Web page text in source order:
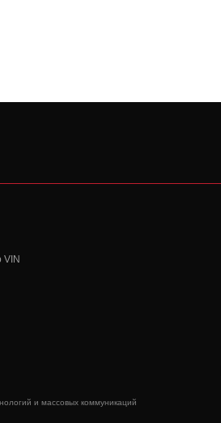
VIN
и массовых коммуникаций